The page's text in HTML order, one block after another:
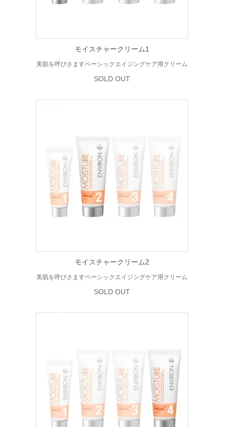
モイスチャークリーム1
美肌を呼びさますベーシックエイジングケア用クリーム
SOLD OUT
モイスチャークリーム2
美肌を呼びさますベーシックエイジングケア用クリーム
SOLD OUT